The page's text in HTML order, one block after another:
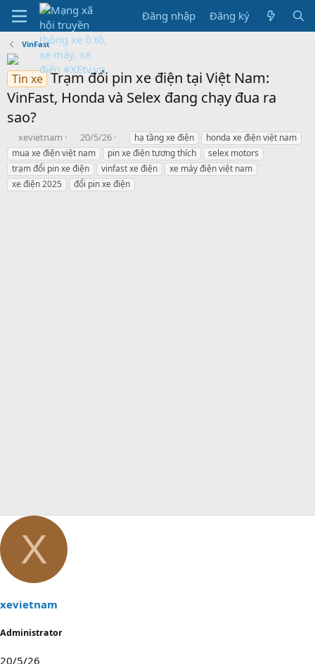
Đăng nhập Đăng ký
VinFast
Tin xe Trạm đổi pin xe điện tại Việt Nam:
VinFast, Honda và Selex đang chạy đua ra
sao?
B
ắ
t
đ
ầ
xevietnam
N
g
à
y
b
20/5/26
T
h
ẻ
hạ tầng xe điện
honda xe điện việt nam
mua xe điện việt nam
pin xe điện tương thích
selex motors
trạm đổi pin xe điện
vinfast xe điện
xe máy điện việt nam
xe điện 2025
đổi pin xe điện
X
xevietnam
Administrator
20/5/26